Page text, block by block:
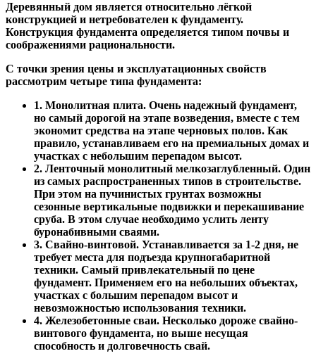
Деревянный дом является относительно лёгкой
конструкцией и нетребователен к фундаменту.
Конструкция фундамента определяется типом почвы и
соображениями рациональности.
С точки зрения цены и эксплуатационных свойств
рассмотрим четыре типа фундамента:
1. Монолитная плита. Очень надежный фундамент,
но самый дорогой на этапе возведения, вместе с тем
экономит средства на этапе черновых полов. Как
правило, устанавливаем его на премиальных домах и
участках с небольшим перепадом высот.
2. Ленточный монолитный мелкозаглубленный. Один
из самых распространенных типов в строительстве.
При этом на пучинистых грунтах возможны
сезонные вертикальные подвижки и перекашивание
сруба. В этом случае необходимо услить ленту
буронабивными сваями.
3. Свайно-винтовой. Устанавливается за 1-2 дня, не
требует места для подъезда крупногабаритной
техники. Самый привлекательный по цене
фундамент. Применяем его на небольших объектах,
участках с большим перепадом высот и
невозможностью использования техники.
4. Железобетонные сваи. Несколько дороже свайно-
винтового фундамента, но выше несущая
способность и долговечность свай.